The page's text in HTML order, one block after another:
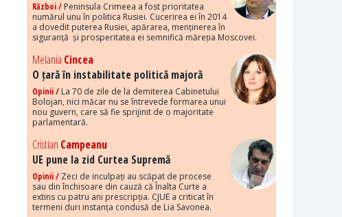
Război / Peninsula Crimeea a fost prioritatea
numărul unu în politica Rusiei. Cucerirea ei în 2014
a dovedit puterea Rusiei, apărarea, menținerea în
siguranță și prosperitatea ei semnifică măreția Moscovei.
Melania Cincea
O țară în instabilitate politică majoră
Opinii / La 70 de zile de la demiterea Cabinetului
Bolojan, nici măcar nu se întrevede formarea unui
nou guvern, care să fie sprijinit de o majoritate
parlamentară.
Cristian Campeanu
UE pune la zid Curtea Supremă
Opinii / Zeci de inculpați au scăpat de procese
sau din închisoare din cauză că Înalta Curte a
extins cu patru ani prescripția. CJUE a criticat în
termeni duri instanța condusă de Lia Savonea.